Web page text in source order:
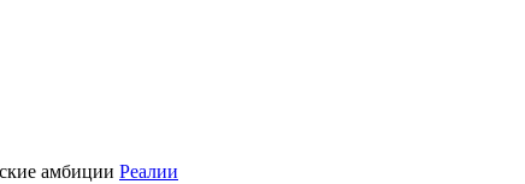
Реалии